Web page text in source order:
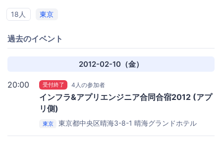
18人 東京
過去のイベント
2012-02-10（金）
20:00 受付終了 4人の参加者
インフラ&アプリエンジニア合同合宿2012 (アプ
リ側)
東京 東京都中央区晴海3-8-1 晴海グランドホテル